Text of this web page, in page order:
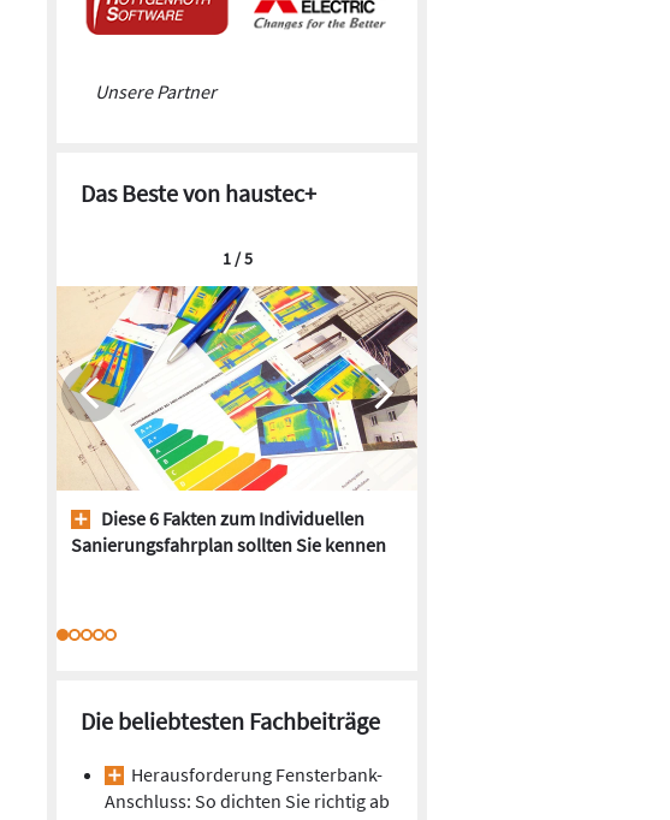
Unsere Partner
Das Beste von haustec+
Diese 6 Fakten zum Individuellen
Sanierungsfahrplan sollten Sie kennen
1 / 5
Die beliebtesten Fachbeiträge
Herausforderung Fensterbank-
Anschluss: So dichten Sie richtig ab